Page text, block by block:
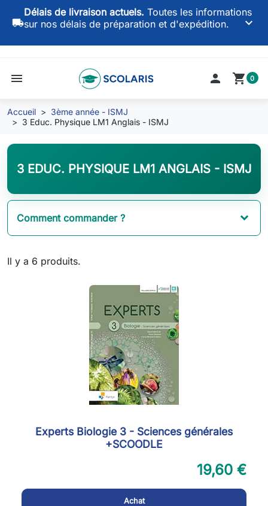
local_shipping
Délais de livraison actuels. Toutes les informations
sur nos délais de préparation et d'expédition.
keyboard_arrow_down
menu  shopping_cart 0
Accueil
3ème année - ISMJ
3 Educ. Physique LM1 Anglais - ISMJ
3 EDUC. PHYSIQUE LM1 ANGLAIS - ISMJ
Comment commander ?
Il y a 6 produits.
Experts Biologie 3 - Sciences générales
+SCOODLE
19,60 €
Achat